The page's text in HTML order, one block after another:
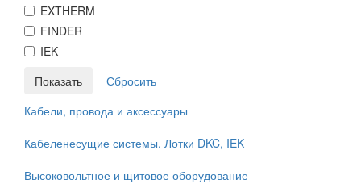
EXTHERM
FINDER
IEK
Кабели, провода и аксессуары
Кабеленесущие системы. Лотки DKC, IEK
Высоковольтное и щитовое оборудование